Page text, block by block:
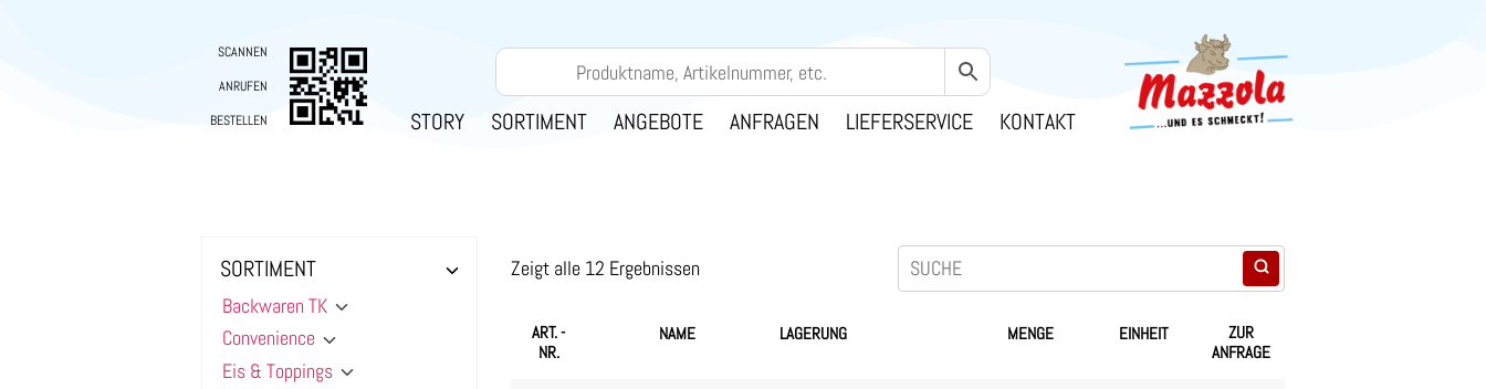
SCANNEN
ANRUFEN
BESTELLEN
STORY SORTIMENT ANGEBOTE ANFRAGEN LIEFERSERVICE KONTAKT
SORTIMENT
Backwaren TK
Convenience
Eis & Toppings
Zeigt alle 12 Ergebnissen
ART. -
NR.
NAME LAGERUNG MENGE EINHEIT
ZUR
ANFRAGE